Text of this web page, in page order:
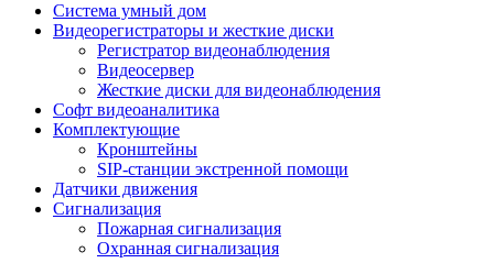
Cистема умный дом
Видеорегистраторы и жесткие диски
Регистратор видеонаблюдения
Видеосервер
Жесткие диски для видеонаблюдения
Софт видеоаналитика
Комплектующие
Кронштейны
SIP-станции экстренной помощи
Датчики движения
Сигнализация
Пожарная сигнализация
Охранная сигнализация